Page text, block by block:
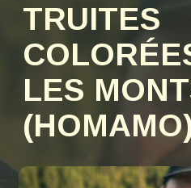
TRUITES
LES